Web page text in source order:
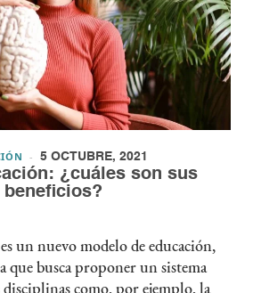
5 OCTUBRE, 2021
¿cuáles son sus
beneficios?
un nuevo modelo de educación,
que busca proponer un sistema
como, por ejemplo, la